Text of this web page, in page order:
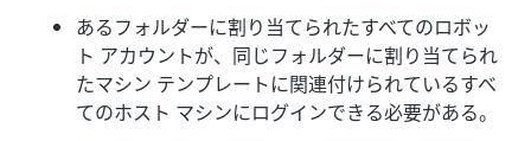
あるフォルダーに割り当てられたすべてのロボッ
ト アカウントが、同じフォルダーに割り当てられ
たマシン テンプレートに関連付けられているすべ
てのホスト マシンにログインできる必要がある。